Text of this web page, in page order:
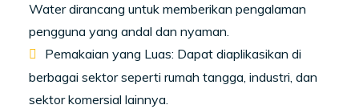
Water dirancang untuk memberikan pengalaman
pengguna yang andal dan nyaman.
Pemakaian yang Luas: Dapat diaplikasikan di
berbagai sektor seperti rumah tangga, industri, dan
sektor komersial lainnya.